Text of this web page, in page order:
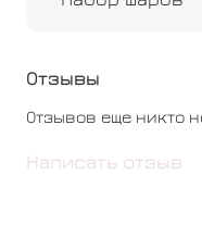
Отзывы
Отзывов еще никто
Написать отзыв